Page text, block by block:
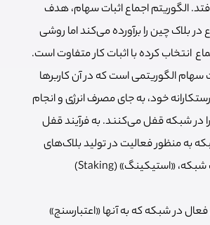
الگوریتم اجماع اثبات سهام، هدف
در بلاک چین را برآورده می‌کند اما روشی
انتخاب کرده با اثبات کار متفاوت است.
سهام الگوریتمی است که در آن کاربرها
خود، به جای مصرف انرژی و انجام
را در شبکه قفل می‌کنند. به فرآیند قفل
به منظور فعالیت در تولید بلاک‌های
جدید و تامین امنیت شبکه، «استیکینگ» (Staking)
در این حالت، کاربران فعال در شبکه که به آن‎ها «اعتبارسنج»